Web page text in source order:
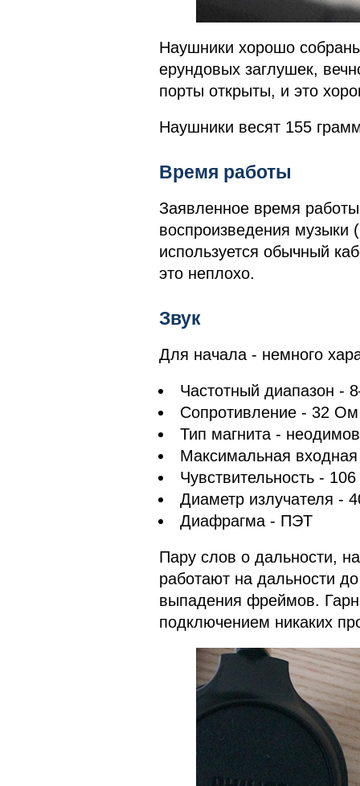
Наушники хорошо
ерундовых заглушек,
порты открыты, и это
Наушники весят 155
Время работы
Заявленное время
воспроизведения музыки
используется обычный
это неплохо.
Звук
Для начала - немного
Частотный диапазон -
Сопротивление - 32 Ом
Тип магнита -
Максимальная
Чувствительность -
Диаметр излучателя -
Диафрагма - ПЭТ
Пару слов о дальности,
работают на дальности
выпадения фреймов.
подключением никаких